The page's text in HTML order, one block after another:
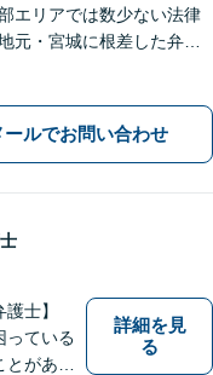
エリアでは数少ない法律
元・宮城に根差した弁護
ールでお問い合わせ
士】
っている
があっ
詳細を見
る